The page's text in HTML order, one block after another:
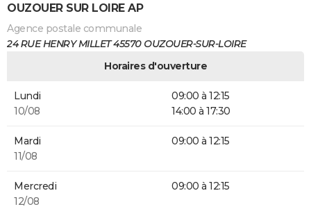
OUZOUER SUR LOIRE AP
Agence postale communale
24 RUE HENRY MILLET 45570 OUZOUER-SUR-LOIRE
Horaires d'ouverture
Lundi
10/08
09:00 à 12:15
14:00 à 17:30
Mardi
11/08
09:00 à 12:15
Mercredi
12/08
09:00 à 12:15